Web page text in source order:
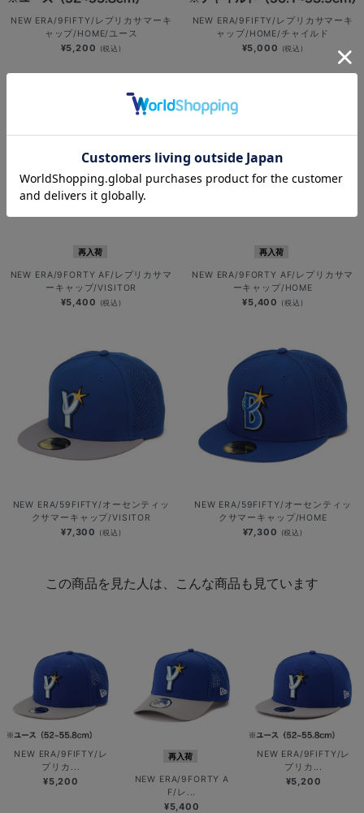
NEW ERA/9FIFTY/レプリカサマーキ
ャップ/HOME/ユース
¥5,200 (税込)
NEW ERA/9FIFTY/レプリカサマーキ
ャップ/HOME/チャイルド
¥5,000 (税込)
再入荷
NEW ERA/9FORTY AF/レプリカサマ
ーキャップ/VISITOR
¥5,400 (税込)
再入荷
NEW ERA/9FORTY AF/レプリカサマ
ーキャップ/HOME
¥5,400 (税込)
NEW ERA/59FIFTY/オーセンティッ
クサマーキャップ/VISITOR
¥7,300 (税込)
NEW ERA/59FIFTY/オーセンティッ
クサマーキャップ/HOME
¥7,300 (税込)
この商品を見た人は、こんな商品も見ています
NEW ERA/9FIFTY/レ
プリカ...
¥5,200
再入荷
NEW ERA/9FORTY A
F/レ...
¥5,400
NEW ERA/9FIFTY/レ
プリカ...
¥5,200